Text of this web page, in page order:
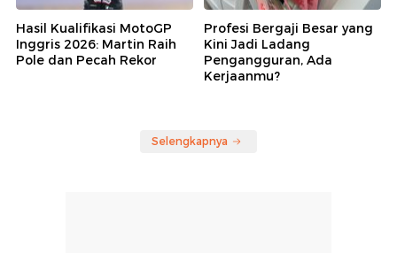
Hasil Kualifikasi MotoGP
Inggris 2026: Martin Raih
Pole dan Pecah Rekor
Profesi Bergaji Besar yang
Kini Jadi Ladang
Pengangguran, Ada
Kerjaanmu?
Selengkapnya